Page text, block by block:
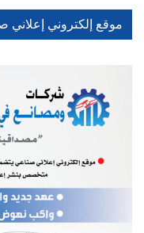
موقع إلكتروني إعلاني